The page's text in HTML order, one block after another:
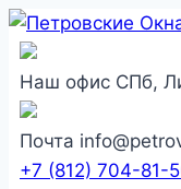
Перейти
содержанию
Наш офис СПб,
Почта
+7 (812) 704-81-